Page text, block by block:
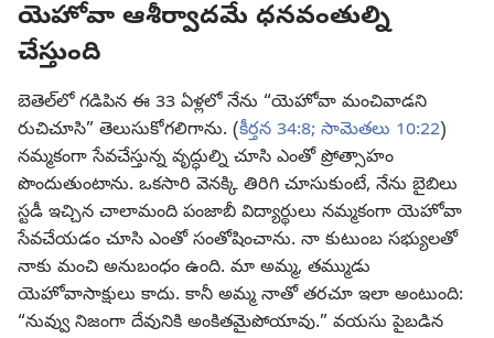
యెహోవా ఆశీర్వాదమే ధనవంతుల్ని
చేస్తుంది
బెతెల్‌లో గడిపిన ఈ 33 ఏళ్లలో నేను “యెహోవా మంచివాడని
రుచిచూసి” తెలుసుకోగలిగాను. (కీర్తన 34:8; సామెతలు 10:22)
నమ్మకంగా సేవచేస్తున్న వృద్ధుల్ని చూసి ఎంతో ప్రోత్సాహం
పొందుతుంటాను. ఒకసారి వెనక్కి తిరిగి చూసుకుంటే, నేను బైబిలు
స్టడీ ఇచ్చిన చాలామంది పంజాబీ విద్యార్థులు నమ్మకంగా యెహోవా
సేవచేయడం చూసి ఎంతో సంతోషించాను. నా కుటుంబ సభ్యులతో
నాకు మంచి అనుబంధం ఉంది. మా అమ్మ, తమ్ముడు
యెహోవాసాక్షులు కాదు. కానీ అమ్మ నాతో తరచూ ఇలా అంటుంది:
“నువ్వు నిజంగా దేవునికి అంకితమైపోయావు.” వయసు పైబడిన